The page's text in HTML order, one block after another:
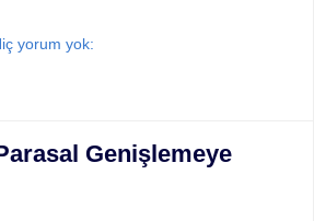
yorum yok:
Genişlemeye